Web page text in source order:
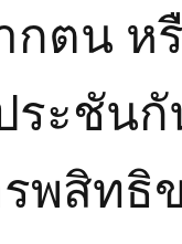
กตน ห
ะชันกั
พสิทธิ